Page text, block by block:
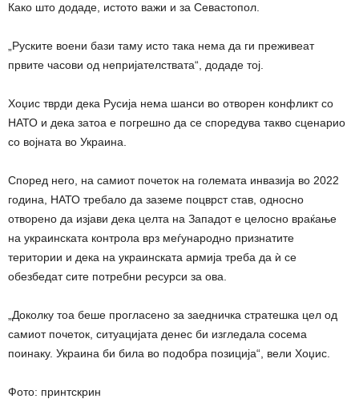
Како што додаде, истото важи и за Севастопол.
„Руските воени бази таму исто така нема да ги преживеат
првите часови од непријателствата“, додаде тој.
Хоџис тврди дека Русија нема шанси во отворен конфликт со
НАТО и дека затоа е погрешно да се споредува такво сценарио
со војната во Украина.
Според него, на самиот почеток на големата инвазија во 2022
година, НАТО требало да заземе поцврст став, односно
отворено да изјави дека целта на Западот е целосно враќање
на украинската контрола врз меѓународно признатите
територии и дека на украинската армија треба да ѝ се
обезбедат сите потребни ресурси за ова.
„Доколку тоа беше прогласено за заедничка стратешка цел од
самиот почеток, ситуацијата денес би изгледала сосема
поинаку. Украина би била во подобра позиција“, вели Хоџис.
Фото: принтскрин